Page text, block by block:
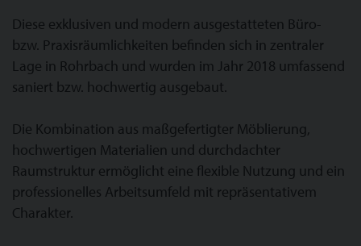
Diese exklusiven und modern ausgestatteten Büro-
bzw. Praxisräumlichkeiten befinden sich in zentraler
Lage in Rohrbach und wurden im Jahr 2018 umfassend
saniert bzw. hochwertig ausgebaut.
Die Kombination aus maßgefertigter Möblierung,
hochwertigen Materialien und durchdachter
Raumstruktur ermöglicht eine flexible Nutzung und ein
professionelles Arbeitsumfeld mit repräsentativem
Charakter.